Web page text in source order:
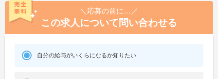
＼応募の前に…／
この求人について問い合わせる
自分の給与がいくらになるか知りたい